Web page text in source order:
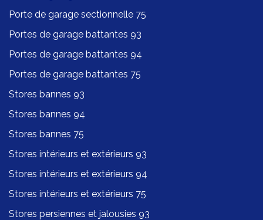
Porte de garage sectionnelle 75
Portes de garage battantes 93
Portes de garage battantes 94
Portes de garage battantes 75
Stores bannes 93
Stores bannes 94
Stores bannes 75
Stores intérieurs et extérieurs 93
Stores intérieurs et extérieurs 94
Stores intérieurs et extérieurs 75
Stores persiennes et jalousies 93